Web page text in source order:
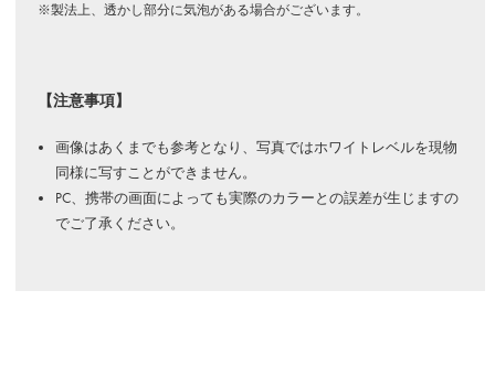
※製法上、透かし部分に気泡がある場合がございます。
【注意事項】
画像はあくまでも参考となり、写真ではホワイトレベルを現物
同様に写すことができません。
PC、携帯の画面によっても実際のカラーとの誤差が生じますの
でご了承ください。